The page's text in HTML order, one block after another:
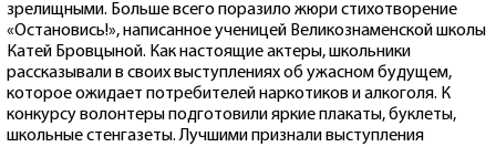
зрелищными. Больше всего поразило жюри стихотворение
«Остановись!», написанное ученицей Великознаменской школы
Катей Бровцыной. Как настоящие актеры, школьники
рассказывали в своих выступлениях об ужасном будущем,
которое ожидает потребителей наркотиков и алкоголя. К
конкурсу волонтеры подготовили яркие плакаты, буклеты,
школьные стенгазеты. Лучшими признали выступления